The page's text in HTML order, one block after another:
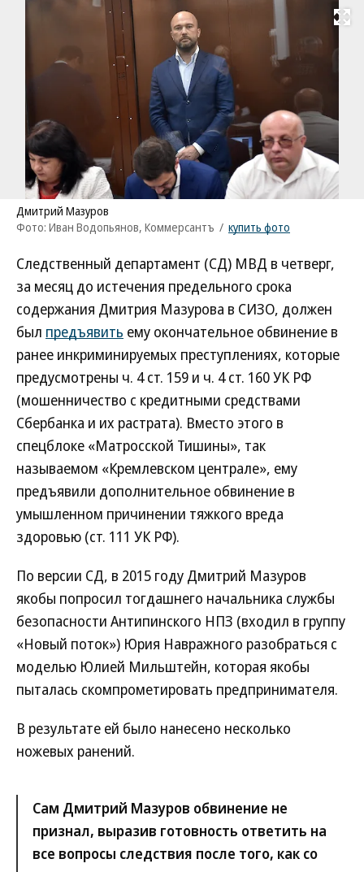
Развернуть
Дмитрий Мазуров
Фото: Иван Водопьянов, Коммерсантъ / купить фото
Следственный департамент (СД) МВД в четверг,
за месяц до истечения предельного срока
содержания Дмитрия Мазурова в СИЗО, должен
был предъявить ему окончательное обвинение в
ранее инкриминируемых преступлениях, которые
предусмотрены ч. 4 ст. 159 и ч. 4 ст. 160 УК РФ
(мошенничество с кредитными средствами
Сбербанка и их растрата). Вместо этого в
спецблоке «Матросской Тишины», так
называемом «Кремлевском централе», ему
предъявили дополнительное обвинение в
умышленном причинении тяжкого вреда
здоровью (ст. 111 УК РФ).
По версии СД, в 2015 году Дмитрий Мазуров
якобы попросил тогдашнего начальника службы
безопасности Антипинского НПЗ (входил в группу
«Новый поток») Юрия Навражного разобраться с
моделью Юлией Мильштейн, которая якобы
пыталась скомпрометировать предпринимателя.
В результате ей было нанесено несколько
ножевых ранений.
Сам Дмитрий Мазуров обвинение не
признал, выразив готовность ответить на
все вопросы следствия после того, как со